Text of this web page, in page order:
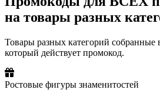
на товары разных
Товары разных категорий собранные
который действует промокод.
Ростовые фигуры знаменитостей